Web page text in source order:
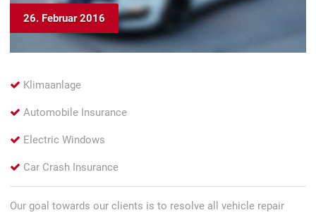
26. Februar 2016
Klimaanlage
Automobile Insurance
Electric Windows
Car Crash Insurance
Our goal towards our clients is to resolve all vehicle repair